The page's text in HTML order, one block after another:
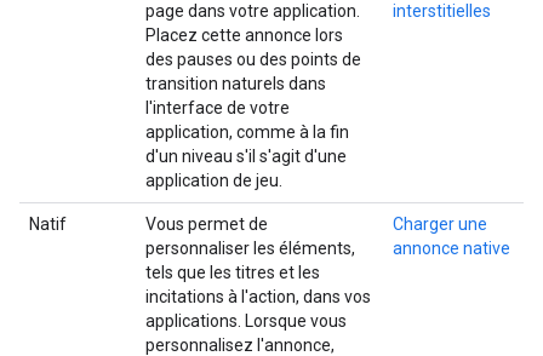
page dans votre application.
Placez cette annonce lors
des pauses ou des points de
transition naturels dans
l'interface de votre
application, comme à la fin
d'un niveau s'il s'agit d'une
application de jeu.
interstitielles
Natif
Vous permet de
personnaliser les éléments,
tels que les titres et les
incitations à l'action, dans vos
applications. Lorsque vous
personnalisez l'annonce,
Charger une
annonce native